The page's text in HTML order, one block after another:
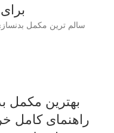
سالم‌ ترین مکمل
بهترین مکمل
راهنمای کامل